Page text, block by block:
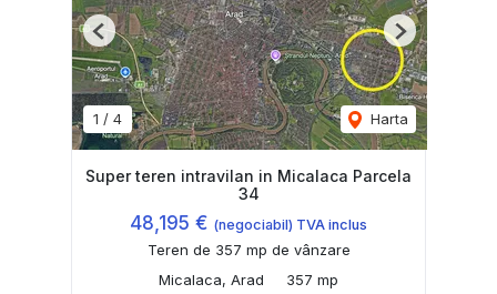
1 / 4 Harta
Previous Next
Super teren intravilan in Micalaca Parcela
34
48,195 € (negociabil) TVA inclus
Teren de 357 mp de vânzare
Micalaca, Arad
357 mp